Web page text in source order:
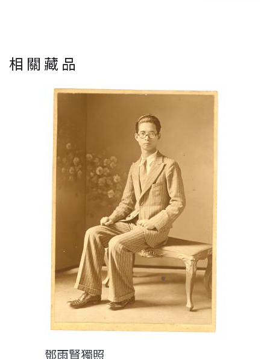
相關藏品
鄧雨賢獨照